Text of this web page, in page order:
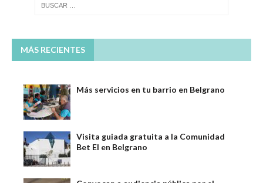
MÁS RECIENTES
Más servicios en tu barrio en Belgrano
Visita guiada gratuita a la Comunidad
Bet El en Belgrano